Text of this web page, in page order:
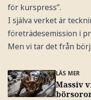
för kurspress”.
I själva verket är
företrädesemission i
Men vi tar det från
LÄS MER
Massiv